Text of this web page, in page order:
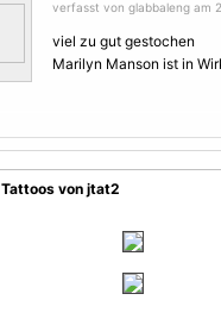
verfasst von glabbaleng am
viel zu gut gestochen
Marilyn Manson ist in
von jtat2